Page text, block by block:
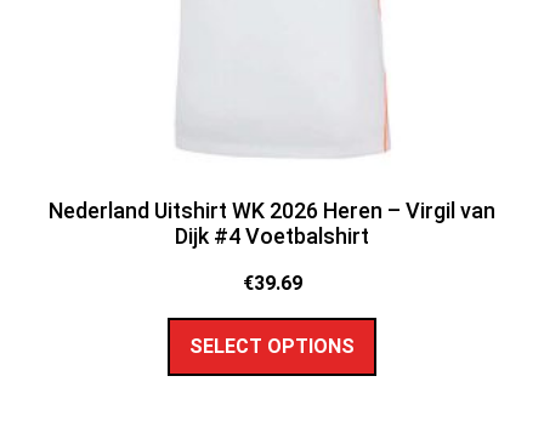
Nederland Uitshirt WK 2026 Heren – Virgil van
Dijk #4 Voetbalshirt
€39.69
SELECT OPTIONS